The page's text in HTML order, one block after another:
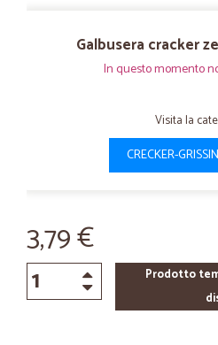
Galbusera cracker
In questo momento
Visita la
CRECKER-
3,79 €
Prodotto